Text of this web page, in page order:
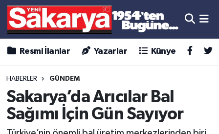
Resmi İlanlar Yazarlar Künye
HABERLER GÜNDEM
Sakarya’da Arıcılar Bal
Sağımı İçin Gün Sayıyor